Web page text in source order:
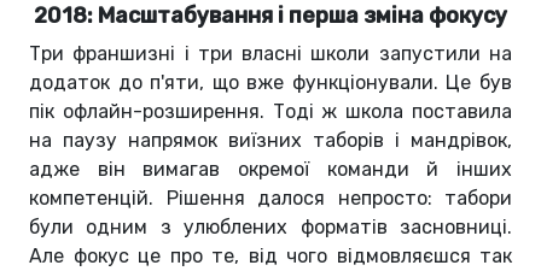
2018: Масштабування і перша зміна фокусу
Три франшизні і три власні школи запустили на
додаток до п'яти, що вже функціонували. Це був
пік офлайн-розширення. Тоді ж школа поставила
на паузу напрямок виїзних таборів і мандрівок,
адже він вимагав окремої команди й інших
компетенцій. Рішення далося непросто: табори
були одним з улюблених форматів засновниці.
Але фокус це про те, від чого відмовляєшся так